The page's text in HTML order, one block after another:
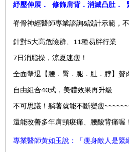
紓壓伸展． 修飾肩背．消滅凸肚．
脊骨神經醫師專業諮詢&設計示範，
針對5大高危險群、11種易胖行業
7日消脂操，涼夏速瘦！
全面擊退【腰．臀．腿．肚．脖】贅
自由組合40式，美體效果再升級
不可思議！躺著就能不斷變瘦~~~~~~
還能改善多年肩頸痠痛、腰酸背痛喔！
專業醫師黃如玉說：「瘦身敵人是緊